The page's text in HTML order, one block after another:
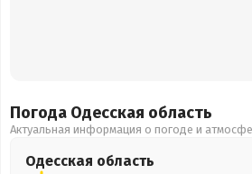
Погода Одесская область
Актуальная информация о погоде и
Одесская область